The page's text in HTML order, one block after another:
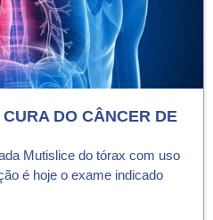
DO CÂNCER DE
Mutislice do tórax com uso
é hoje o exame indicado